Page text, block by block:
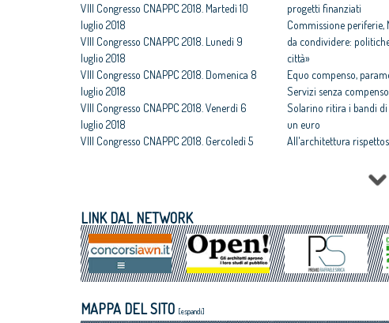
VIII Congresso CNAPPC 2018. Martedì 10
luglio 2018
VIII Congresso CNAPPC 2018. Lunedì 9
luglio 2018
VIII Congresso CNAPPC 2018. Domenica 8
luglio 2018
VIII Congresso CNAPPC 2018. Venerdì 6
luglio 2018
VIII Congresso CNAPPC 2018. Gercoledì 5
luglio 2018
Obbligo formativo, ancora sulla carta
crediti e sanzioni
progetti finanziati
Commissione periferie,
da condividere:
città»
Equo compenso,
Servizi senza
Solarino ritira i bandi
un euro
All'architettura
Assegnati premi
Equo compenso, il
Corte Europea dei
Professioni: architetti,
internazionalizzazione
LINK DAL NETWORK
MAPPA DEL SITO [espandi]